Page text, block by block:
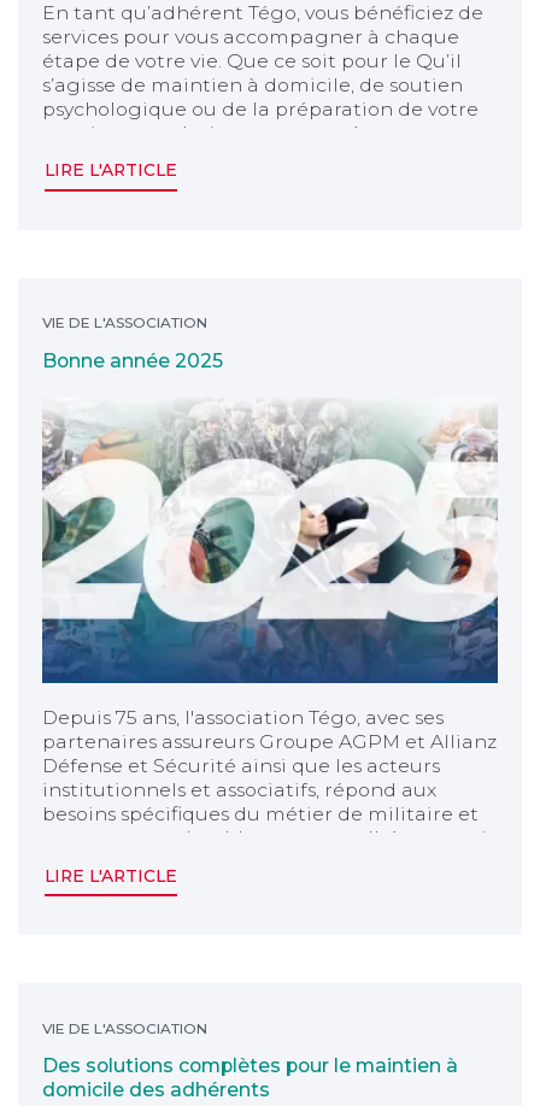
En tant qu’adhérent Tégo, vous bénéficiez de
services pour vous accompagner à chaque
étape de votre vie. Que ce soit pour le Qu’il
s’agisse de maintien à domicile, de soutien
psychologique ou de la préparation de votre
retraite, ces solutions sont pensées pour vous
LIRE L'ARTICLE
VIE DE L'ASSOCIATION
Bonne année 2025
Depuis 75 ans, l'association Tégo, avec ses
partenaires assureurs Groupe AGPM et Allianz
Défense et Sécurité ainsi que les acteurs
institutionnels et associatifs, répond aux
besoins spécifiques du métier de militaire et
accompagne durablement ses adhérents qui
LIRE L'ARTICLE
VIE DE L'ASSOCIATION
Des solutions complètes pour le maintien à
domicile des adhérents